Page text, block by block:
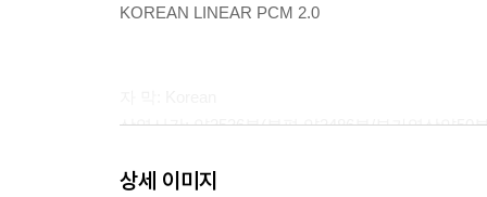
KOREAN LINEAR PCM 2.0
상영시간: 약2536분(본편 약2486분/부가영상약50
상세 이미지